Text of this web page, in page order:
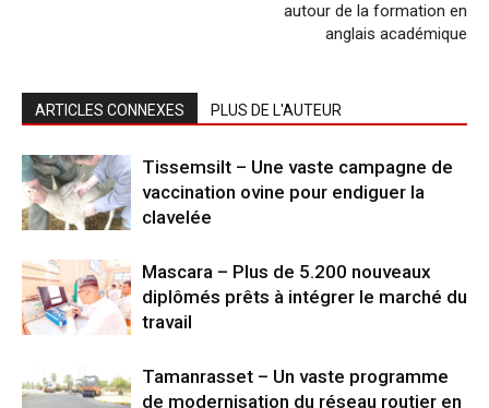
autour de la formation en
anglais académique
ARTICLES CONNEXES PLUS DE L'AUTEUR
Tissemsilt – Une vaste campagne de
vaccination ovine pour endiguer la
clavelée
Mascara – Plus de 5.200 nouveaux
diplômés prêts à intégrer le marché du
travail
Tamanrasset – Un vaste programme
de modernisation du réseau routier en